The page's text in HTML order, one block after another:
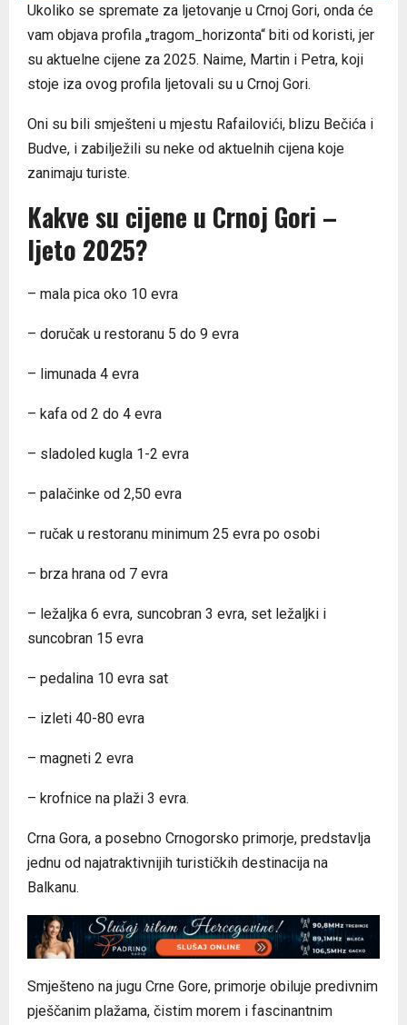
Ukoliko se spremate za ljetovanje u Crnoj Gori, onda će
vam objava profila „tragom_horizonta“ biti od koristi, jer
su aktuelne cijene za 2025. Naime, Martin i Petra, koji
stoje iza ovog profila ljetovali su u Crnoj Gori.
Oni su bili smješteni u mjestu Rafailovići, blizu Bečića i
Budve, i zabilježili su neke od aktuelnih cijena koje
zanimaju turiste.
Kakve su cijene u Crnoj Gori –
ljeto 2025?
– mala pica oko 10 evra
– doručak u restoranu 5 do 9 evra
– limunada 4 evra
– kafa od 2 do 4 evra
– sladoled kugla 1-2 evra
– palačinke od 2,50 evra
– ručak u restoranu minimum 25 evra po osobi
– brza hrana od 7 evra
– ležaljka 6 evra, suncobran 3 evra, set ležaljki i
suncobran 15 evra
– pedalina 10 evra sat
– izleti 40-80 evra
– magneti 2 evra
– krofnice na plaži 3 evra.
Crna Gora, a posebno Crnogorsko primorje, predstavlja
jednu od najatraktivnijih turističkih destinacija na
Balkanu.
Smješteno na jugu Crne Gore, primorje obiluje predivnim
pješčanim plažama, čistim morem i fascinantnim